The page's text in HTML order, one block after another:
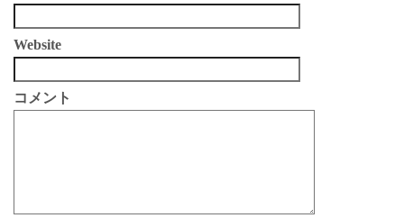
Website
コメント